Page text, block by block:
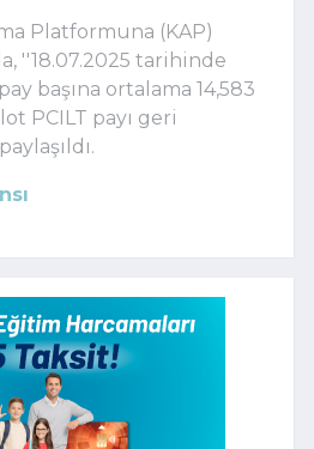
Platformuna (KAP)
''18.07.2025 tarihinde
başına ortalama 14,583
PCILT payı geri